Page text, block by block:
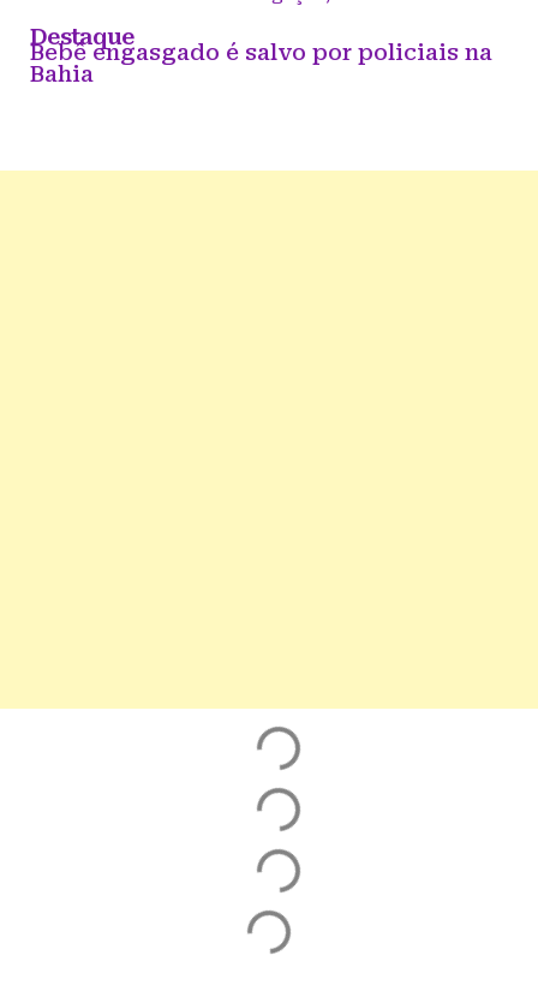
Destaque
Bebê engasgado é salvo por policiais na
Bahia